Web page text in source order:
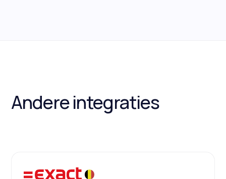
Andere integraties